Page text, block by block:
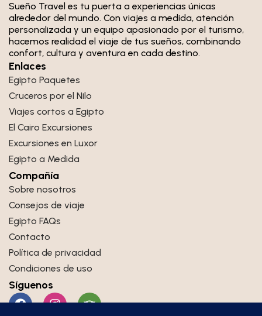
Sueño Travel es tu puerta a experiencias únicas
alrededor del mundo. Con viajes a medida, atención
personalizada y un equipo apasionado por el turismo,
hacemos realidad el viaje de tus sueños, combinando
confort, cultura y aventura en cada destino.
Enlaces
Egipto Paquetes
Cruceros por el Nilo
Viajes cortos a Egipto
El Cairo Excursiones
Excursiones en Luxor
Egipto a Medida
Compañía
Sobre nosotros
Consejos de viaje
Egipto FAQs
Contacto
Política de privacidad
Condiciones de uso
Síguenos